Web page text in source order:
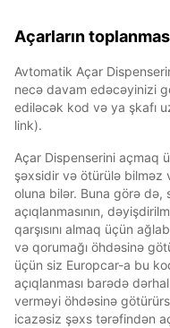
Açarların
Avtomatik Açar
necə davam edəcəyinizi
ediləcək kod və ya şkafı
link).
Açar Dispenserini açmaq
şəxsidir və ötürülə bilməz
oluna bilər. Buna görə də,
açıqlanmasının,
qarşısını almaq üçün
və qorumağı öhdəsinə
üçün siz Europcar-a bu
açıqlanması barədə
verməyi öhdəsinə
icazəsiz şəxs tərəfindən